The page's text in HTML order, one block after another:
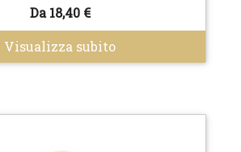
Da 18,40 €
Visualizza subito